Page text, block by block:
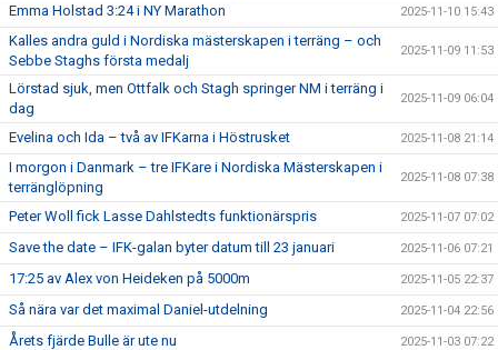
Emma Holstad 3:24 i NY Marathon 2025-11-10 15:43
Kalles andra guld i Nordiska mästerskapen i terräng – och
Sebbe Staghs första medalj
2025-11-09 11:53
Lörstad sjuk, men Ottfalk och Stagh springer NM i terräng i
dag
2025-11-09 06:04
Evelina och Ida – två av IFKarna i Höstrusket 2025-11-08 21:14
I morgon i Danmark – tre IFKare i Nordiska Mästerskapen i
terränglöpning
2025-11-08 07:38
Peter Woll fick Lasse Dahlstedts funktionärspris 2025-11-07 07:02
Save the date – IFK-galan byter datum till 23 januari 2025-11-06 07:21
17:25 av Alex von Heideken på 5000m 2025-11-05 22:37
Så nära var det maximal Daniel-utdelning 2025-11-04 22:56
Årets fjärde Bulle är ute nu 2025-11-03 07:22